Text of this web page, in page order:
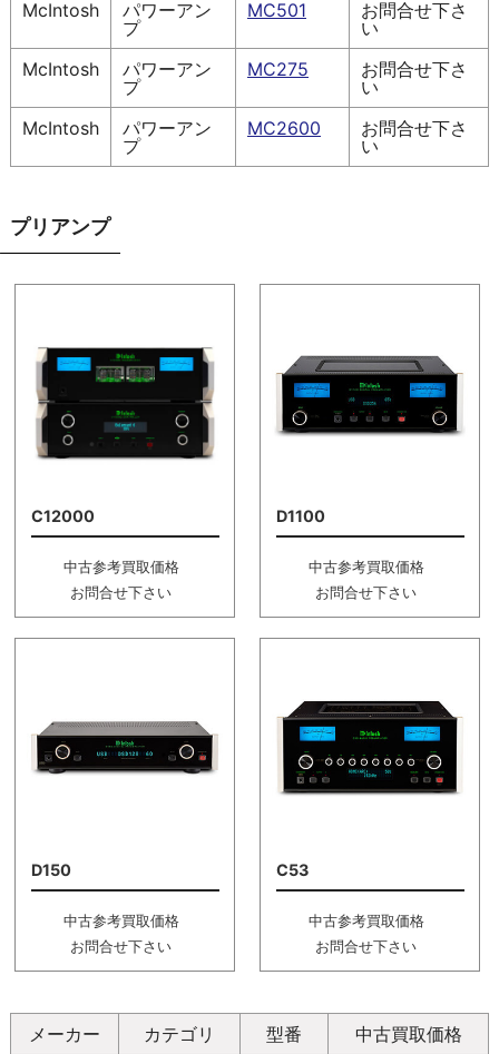
McIntosh
パワーアン
プ
MC501
お問合せ下さ
い
McIntosh
パワーアン
プ
MC275
お問合せ下さ
い
McIntosh
パワーアン
プ
MC2600
お問合せ下さ
い
プリアンプ
C12000
中古参考買取価格
お問合せ下さい
D1100
中古参考買取価格
お問合せ下さい
D150
中古参考買取価格
お問合せ下さい
C53
中古参考買取価格
お問合せ下さい
メーカー カテゴリ 型番
中古買取価格